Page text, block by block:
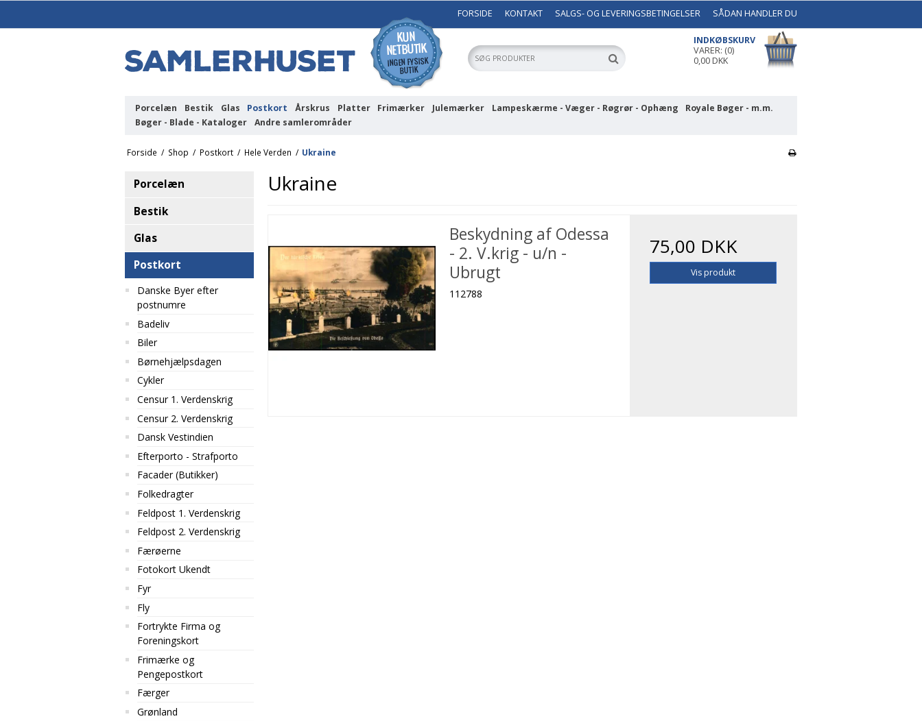
FORSIDE KONTAKT SALGS- OG LEVERINGSBETINGELSER SÅDAN HANDLER DU
INDKØBSKURV
VARER: (0)
0,00 DKK
Porcelæn Bestik Glas Postkort Årskrus Platter Frimærker Julemærker Lampeskærme - Væger - Røgrør - Ophæng
Royale Bøger - m.m.
Bøger - Blade - Kataloger
Andre samlerområder
Forside / Shop / Postkort / Hele Verden / Ukraine
Porcelæn
Bestik
Glas
Postkort
Danske Byer efter
postnumre
Badeliv
Biler
Børnehjælpsdagen
Cykler
Censur 1. Verdenskrig
Censur 2. Verdenskrig
Dansk Vestindien
Efterporto - Strafporto
Facader (Butikker)
Folkedragter
Feldpost 1. Verdenskrig
Feldpost 2. Verdenskrig
Færøerne
Fotokort Ukendt
Fyr
Fly
Fortrykte Firma og
Foreningskort
Frimærke og
Pengepostkort
Færger
Grønland
Ukraine
Beskydning af Odessa
- 2. V.krig - u/n -
Ubrugt
112788
75,00 DKK
Vis produkt